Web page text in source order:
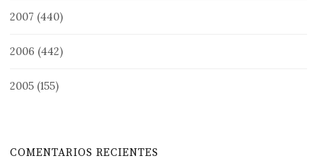
2007 (440)
2006 (442)
2005 (155)
COMENTARIOS RECIENTES